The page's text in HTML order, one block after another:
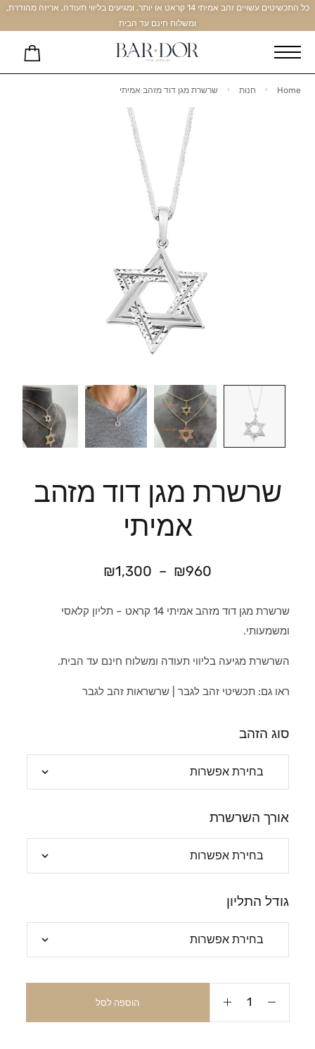
כל התכשיטים עשויים זהב אמיתי 14 קראט או יותר, ומגיעים בליווי תעודה, אריזה מהודרת,
ומשלוח חינם עד הבית
Home חנות שרשרת מגן דוד מזהב אמיתי
שרשרת מגן דוד מזהב
אמיתי
₪960
–
₪1,300
שרשרת מגן דוד מזהב אמיתי 14 קראט – תליון קלאסי
ומשמעותי.
השרשרת מגיעה בליווי תעודה ומשלוח חינם עד הבית.
ראו גם:תכשיטי זהב לגבר |שרשראות זהב לגבר
סוג הזהב
אורך השרשרת
גודל התליון
הוספה לסל